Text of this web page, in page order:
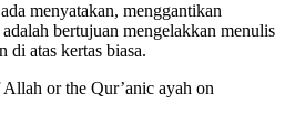
menyatakan, menggantikan
bertujuan mengelakkan menulis
di atas kertas biasa.
or the Qur’anic ayah on